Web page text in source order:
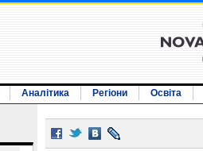
Аналітика Регіони Освіта